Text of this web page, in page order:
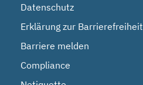
Datenschutz
Erklärung zur Barrierefreiheit
Barriere melden
Compliance